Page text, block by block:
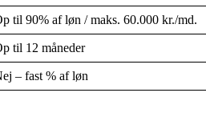
til 90% af løn / maks. 60.000 kr./md.
til 12 måneder
– fast % af løn